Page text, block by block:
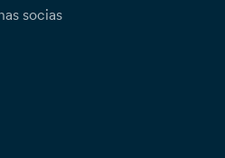
socias